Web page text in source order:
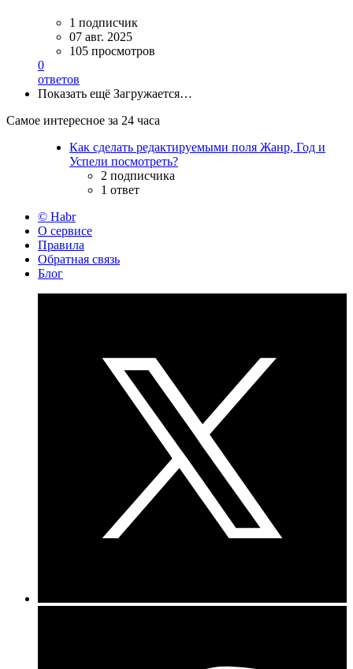
1 подписчик
07 авг. 2025
105 просмотров
0
ответов
Показать ещё Загружается…
Самое интересное за 24 часа
Как сделать редактируемыми поля Жанр, Год и
Успели посмотреть?
2 подписчика
1 ответ
© Habr
О сервисе
Правила
Обратная связь
Блог